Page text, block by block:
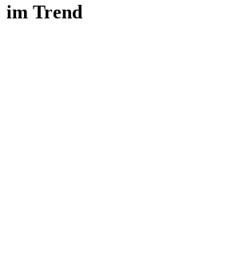
im Trend